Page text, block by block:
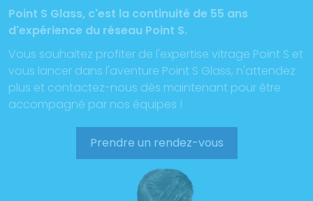
Point S Glass, c'est la continuité de 55 ans
d'expérience du réseau Point S.
Vous souhaitez profiter de l'expertise vitrage Point S et
vous lancer dans l'aventure Point S Glass, n'attendez
plus et contactez-nous dès maintenant pour être
accompagné par nos équipes !
Prendre un rendez-vous